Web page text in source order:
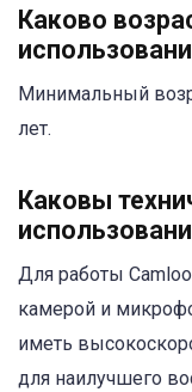
Каково
Минимальный
лет.
Каковы
Для работы
камерой и
иметь
для наилучшего